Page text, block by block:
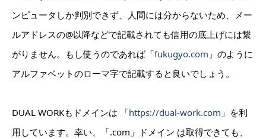
ンピュータしか判別できず、人間には分からないため、メー
ルアドレスの@以降などで記載されても信用の底上げには繋
がりません。もし使うのであれば「fukugyo.com 」のように
アルファベットのローマ字で記載すると良いでしょう。
DUAL WORKもドメインは 「https://dual-work.com 」を利
用しています。幸い、「.com」ドメイン は取得できても、